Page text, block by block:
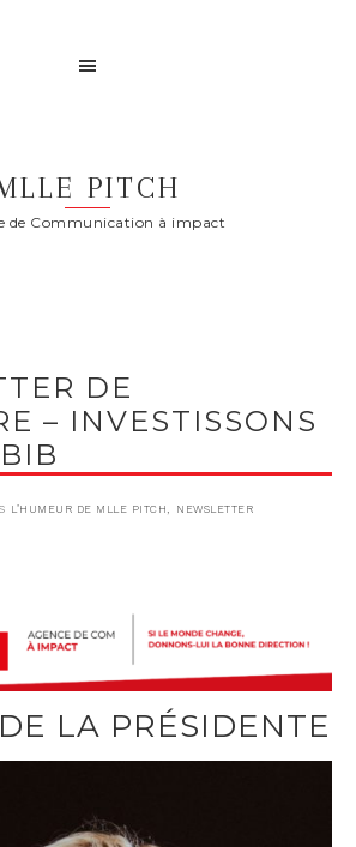
PITCH
de Communication à impact
DE
– INVESTISSONS
L’HUMEUR DE MLLE PITCH , NEWSLETTER
LA PRÉSIDENTE